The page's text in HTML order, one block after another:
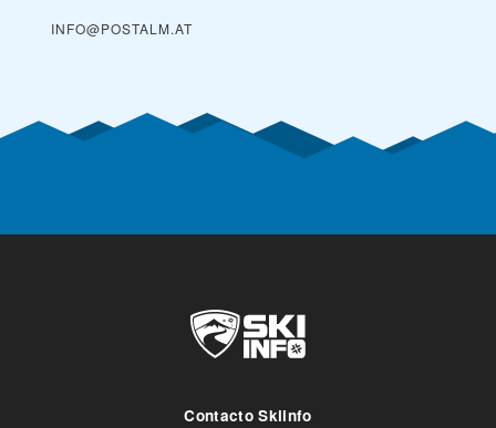
INFO@POSTALM.AT
Contacto Skiinfo